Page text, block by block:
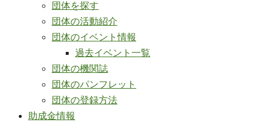
団体を探す
団体の活動紹介
団体のイベント情報
過去イベント一覧
団体の機関誌
団体のパンフレット
団体の登録方法
助成金情報